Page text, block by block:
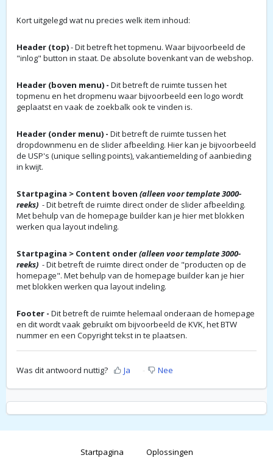
Kort uitgelegd wat nu precies welk item inhoud:
Header (top)- Dit betreft het topmenu. Waar bijvoorbeeld de
"inlog" button in staat. De absolute bovenkant van de webshop.
Header (boven menu) - Dit betreft de ruimte tussen het
topmenu en het dropmenu waar bijvoorbeeld een logo wordt
geplaatst en vaak de zoekbalk ook te vinden is.
Header (onder menu) - Dit betreft de ruimte tussen het
dropdownmenu en de slider afbeelding. Hier kan je bijvoorbeeld
de USP's (unique selling points), vakantiemelding of aanbieding
in kwijt.
Startpagina > Content boven (alleen voor template 3000-
reeks) - Dit betreft de ruimte direct onder de slider afbeelding.
Met behulp van de homepage builder kan je hier met blokken
werken qua layout indeling.
Startpagina > Content onder(alleen voor template 3000-
reeks) - Dit betreft de ruimte direct onder de "producten op de
homepage". Met behulp van de homepage builder kan je hier
met blokken werken qua layout indeling.
Footer - Dit betreft de ruimte helemaal onderaan de homepage
en dit wordt vaak gebruikt om bijvoorbeeld de KVK, het BTW
nummer en een Copyright tekst in te plaatsen.
Was dit antwoord nuttig? Ja Nee
Startpagina Oplossingen